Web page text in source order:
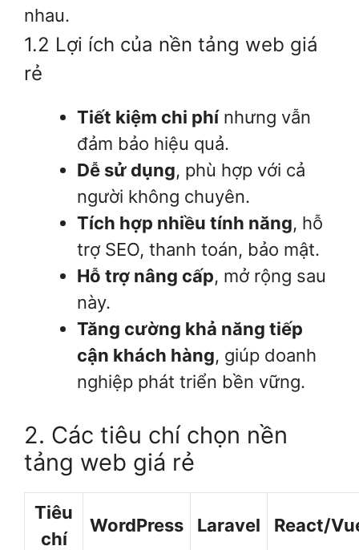
nhau.
1.2 Lợi ích của nền tảng web giá
rẻ
Tiết kiệm chi phínhưng vẫn
đảm bảo hiệu quả.
Dễ sử dụng, phù hợp với cả
người không chuyên.
Tích hợp nhiều tính năng, hỗ
trợ SEO, thanh toán, bảo mật.
Hỗ trợ nâng cấp, mở rộng sau
này.
Tăng cường khả năng tiếp
cận khách hàng, giúp doanh
nghiệp phát triển bền vững.
2. Các tiêu chí chọn nền
tảng web giá rẻ
Tiêu
chí
WordPress Laravel React/